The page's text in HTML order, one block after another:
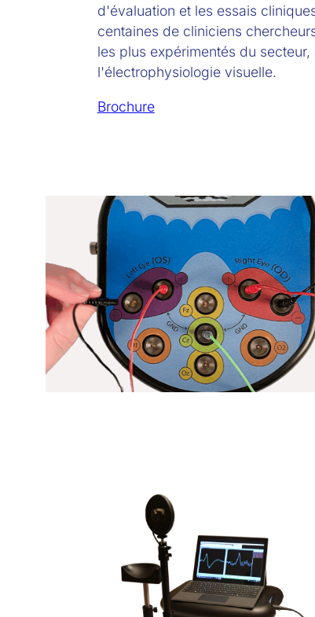
d'évaluation et les essais
centaines de cliniciens
les plus expérimentés du
l'électrophysiologie visuelle.
Brochure